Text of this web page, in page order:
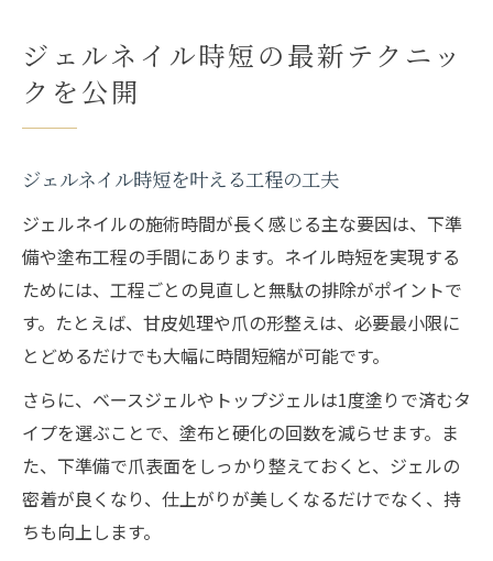
ジェルネイル時短の最新テクニッ
クを公開
ジェルネイル時短を叶える工程の工夫
ジェルネイルの施術時間が長く感じる主な要因は、下準
備や塗布工程の手間にあります。ネイル時短を実現する
ためには、工程ごとの見直しと無駄の排除がポイントで
す。たとえば、甘皮処理や爪の形整えは、必要最小限に
とどめるだけでも大幅に時間短縮が可能です。
さらに、ベースジェルやトップジェルは1度塗りで済むタ
イプを選ぶことで、塗布と硬化の回数を減らせます。ま
た、下準備で爪表面をしっかり整えておくと、ジェルの
密着が良くなり、仕上がりが美しくなるだけでなく、持
ちも向上します。